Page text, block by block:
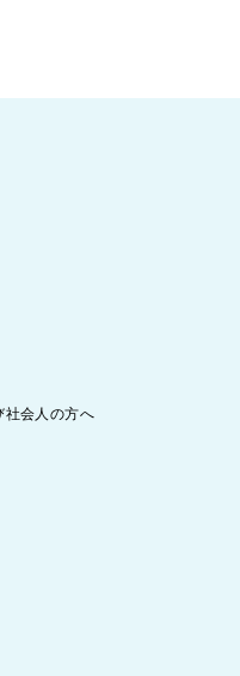
社会人の方へ